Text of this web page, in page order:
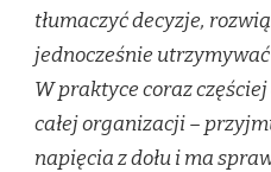
tłumaczyć decyzje,
jednocześnie
W praktyce coraz
całej organizacji –
napięcia z dołu i ma